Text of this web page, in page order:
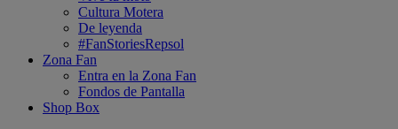
Cultura Motera
De leyenda
#FanStoriesRepsol
Zona Fan
Entra en la Zona Fan
Fondos de Pantalla
Shop Box